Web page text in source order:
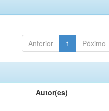
Anterior 1 Póximo
Autor(es)